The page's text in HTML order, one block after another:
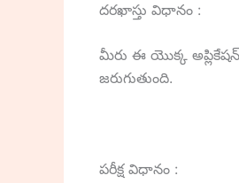
దరఖాస్తు విధానం :
మీరు ఈ యొక్క అప్లికేషన్
జరుగుతుంది.
పరీక్ష విధానం :